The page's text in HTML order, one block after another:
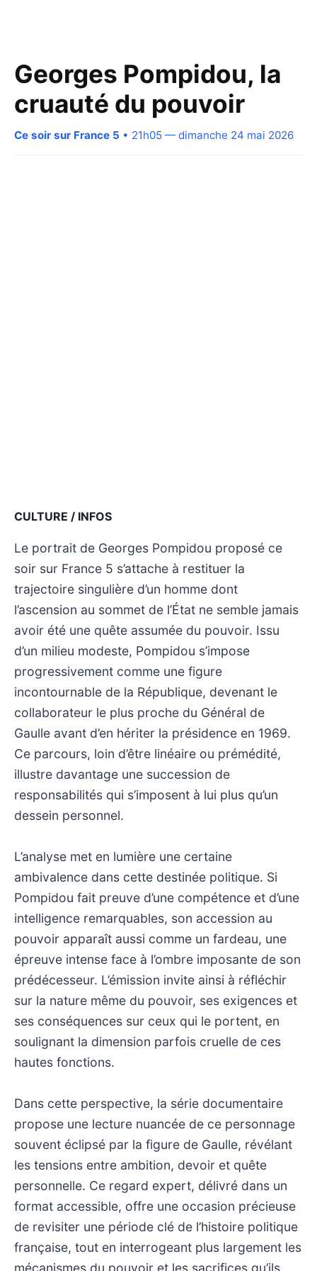
Georges Pompidou, la
cruauté du pouvoir
Ce soir sur France 5 • 21h05 — dimanche 24 mai 2026
CULTURE / INFOS
Le portrait de Georges Pompidou proposé ce
soir sur France 5 s’attache à restituer la
trajectoire singulière d’un homme dont
l’ascension au sommet de l’État ne semble jamais
avoir été une quête assumée du pouvoir. Issu
d’un milieu modeste, Pompidou s’impose
progressivement comme une figure
incontournable de la République, devenant le
collaborateur le plus proche du Général de
Gaulle avant d’en hériter la présidence en 1969.
Ce parcours, loin d’être linéaire ou prémédité,
illustre davantage une succession de
responsabilités qui s’imposent à lui plus qu’un
dessein personnel.
L’analyse met en lumière une certaine
ambivalence dans cette destinée politique. Si
Pompidou fait preuve d’une compétence et d’une
intelligence remarquables, son accession au
pouvoir apparaît aussi comme un fardeau, une
épreuve intense face à l’ombre imposante de son
prédécesseur. L’émission invite ainsi à réfléchir
sur la nature même du pouvoir, ses exigences et
ses conséquences sur ceux qui le portent, en
soulignant la dimension parfois cruelle de ces
hautes fonctions.
Dans cette perspective, la série documentaire
propose une lecture nuancée de ce personnage
souvent éclipsé par la figure de Gaulle, révélant
les tensions entre ambition, devoir et quête
personnelle. Ce regard expert, délivré dans un
format accessible, offre une occasion précieuse
de revisiter une période clé de l’histoire politique
française, tout en interrogeant plus largement les
mécanismes du pouvoir et les sacrifices qu’ils